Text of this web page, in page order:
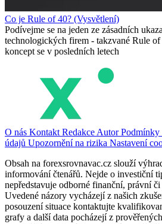
Co je Rule of 40? (Vysvětlení)
Podívejme se na jeden ze zásadních
technologických firem - takzvané Rule
koncept se v posledních letech
O nás Kontakt Redakce Autor
údajů Upozornění na rizika Nastavení
Obsah na forexsrovnavac.cz slouží
informování čtenářů. Nejde o investiční
nepředstavuje odborné finanční, právní
Uvedené názory vycházejí z našich
posouzení situace kontaktujte
grafy a další data pocházejí z